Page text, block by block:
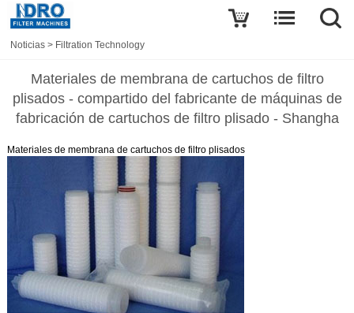
Noticias > Filtration Technology
Materiales de membrana de cartuchos de filtro
plisados - compartido del fabricante de máquinas de
fabricación de cartuchos de filtro plisado - Shangha
Materiales de membrana de cartuchos de filtro plisados